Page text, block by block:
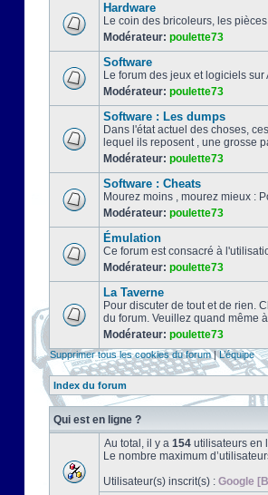
Hardware
Le coin des bricoleurs, les
Modérateur: poulette73
Software
Le forum des jeux et logiciels
Modérateur: poulette73
Software : Les dumps
Dans l'état actuel des choses,
lequel ils reposent , une grosse
Modérateur: poulette73
Software : Cheats
Mourez moins , mourez mieux :
Modérateur: poulette73
Émulation
Ce forum est consacré à
Modérateur: poulette73
La Taverne
Pour discuter de tout et de rien.
du forum. Veuillez quand même
Modérateur: poulette73
Supprimer tous les cookies du forum|L’équipe
Index du forum
Qui est en ligne ?
Au total, il y a 154 utilisateurs en
Le nombre maximum
Utilisateur(s) inscrit(s) : Google